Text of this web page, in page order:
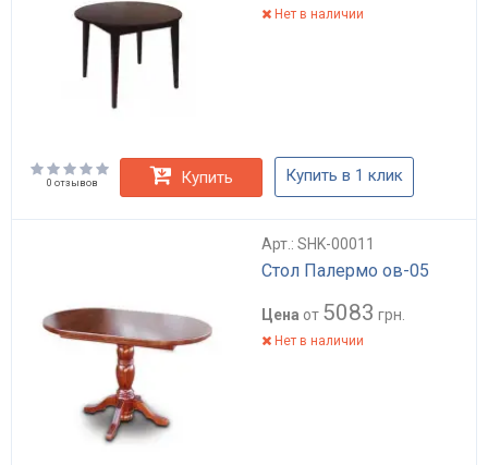
Нет в наличии
0 отзывов Купить Купить в 1 клик
Арт.: SHK-00011
Стол Палермо ов-05
Цена от 5083 грн.
Нет в наличии